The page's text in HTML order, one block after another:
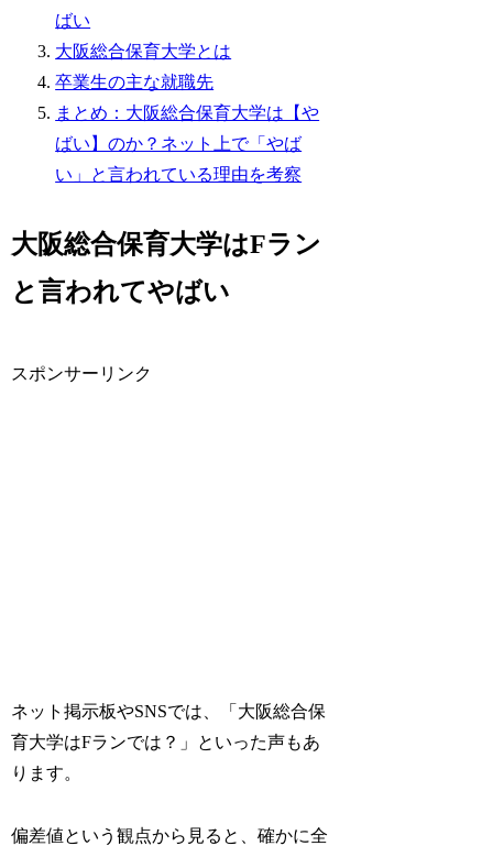
ばい
大阪総合保育大学とは
卒業生の主な就職先
まとめ：大阪総合保育大学は【や
ばい】のか？ネット上で「やば
い」と言われている理由を考察
大阪総合保育大学はFラン
と言われてやばい
スポンサーリンク
ネット掲示板やSNSでは、「大阪総合保
育大学はFランでは？」といった声もあ
ります。
偏差値という観点から見ると、確かに全